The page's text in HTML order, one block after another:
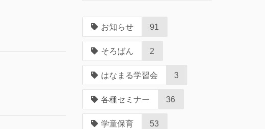
お知らせ 91
そろばん 2
はなまる学習会 3
各種セミナー 36
学童保育 53